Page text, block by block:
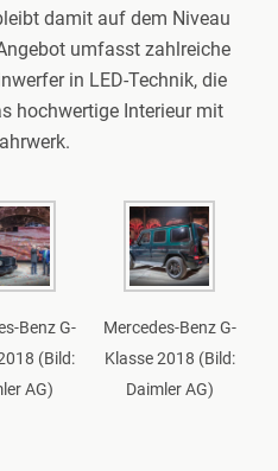
damit auf dem Niveau
umfasst zahlreiche
in LED-Technik, die
hochwertige Interieur mit
Benz G-
(Bild:
AG)
Mercedes-Benz G-
Klasse 2018 (Bild:
Daimler AG)